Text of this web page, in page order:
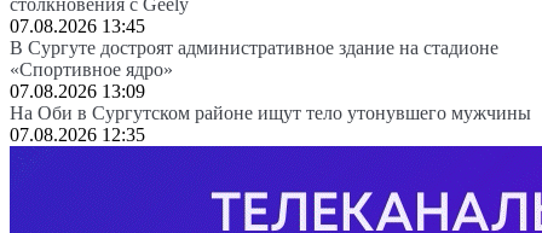
07.08.2026 13:45
В Сургуте достроят административное здание на стадионе
«Спортивное ядро»
07.08.2026 13:09
На Оби в Сургутском районе ищут тело утонувшего мужчины
07.08.2026 12:35